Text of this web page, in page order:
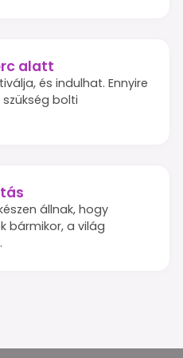
alatt
és indulhat. Ennyire
bolti
állnak, hogy
bármikor, a világ